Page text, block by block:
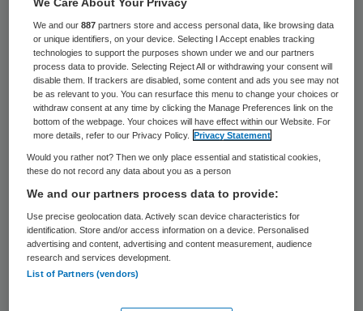
de eerste helft van dit jaar flink
toegenomen. Dit heeft de Raad voor de
rechtspraak op woensdag 15 juli laten
weten.
Sinds 1 januari zijn duizend mensen naar de
rechter gestapt die een conflict hebben
met hun gemeente over bijvoorbeeld de
vergoeding van huishoudelijke hulp. In
voorgaande jaren waren dat er gemiddeld
550 per halfjaar. Er is dus sprake van een
toename van zo’n 80 procent.
We and our887 partners store and access personal data, like browsing data
or unique identifiers, on your device. Selecting I Accept enables tracking
technologies to support the purposes shown under we and our partners
process data to provide. Selecting Reject All or withdrawing your consent will
disable them. If trackers are disabled, some content and ads you see may not
be as relevant to you. You can resurface this menu to change your choices or
withdraw consent at any time by clicking the Manage Preferences link on the
bottom of the webpage. Your choices will have effect within our Website. For
more details, refer to our Privacy Policy.
Privacy Statement
Would you rather not? Then we only place essential and statistical cookies,
these do not record any data about you as a person
We and our partners process data to provide:
Use precise geolocation data. Actively scan device characteristics for
identification. Store and/or access information on a device. Personalised
advertising and content, advertising and content measurement, audience
research and services development.
List of Partners (vendors)